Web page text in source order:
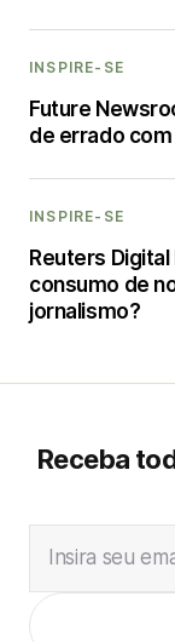
INSPIRE-SE
Future
de errado
INSPIRE-SE
Reuters
consumo de
jornalismo?
Receba
Insira seu